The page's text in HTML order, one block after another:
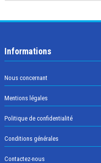
Informations
Nous concernant
Mentions légales
Politique de confidentialité
Conditions générales
Contactez-nous